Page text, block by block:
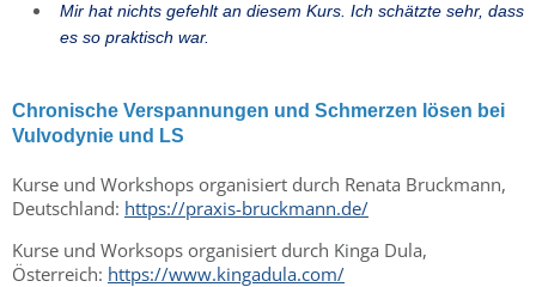
Mir hat nichts gefehlt an diesem Kurs. Ich schätzte sehr, dass
es so praktisch war.
Chronische Verspannungen und Schmerzen lösen bei
Vulvodynie und LS
Kurse und Workshops organisiert durch Renata Bruckmann,
Deutschland: https://praxis-bruckmann.de/
Kurse und Worksops organisiert durch Kinga Dula,
Österreich: https://www.kingadula.com/